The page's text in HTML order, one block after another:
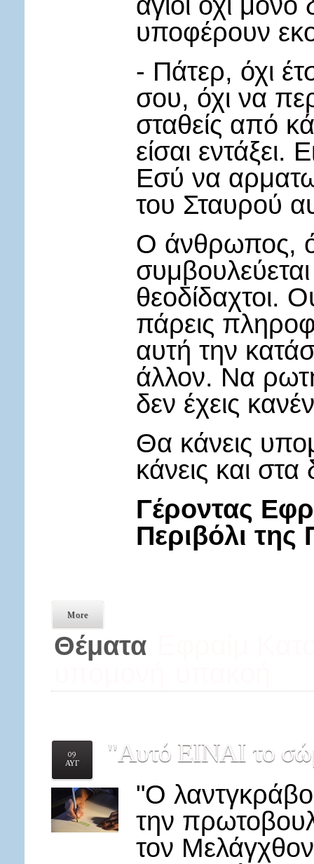
υποφέρουν
- Πάτερ, όχι
σου, όχι να
σταθείς από
είσαι εντάξει.
Εσύ να
του Σταυρού
Ο άνθρωπος,
συμβουλεύεται
θεοδίδαχτοι.
πάρεις
αυτή την
άλλον. Να
δεν έχεις
Θα κάνεις
κάνεις και στα
Γέροντας
Περιβόλι
More
Θέματα
09
ΑΥΓ
"Αυτό ΕΙΝΑΙ το
"Ο
την
τον